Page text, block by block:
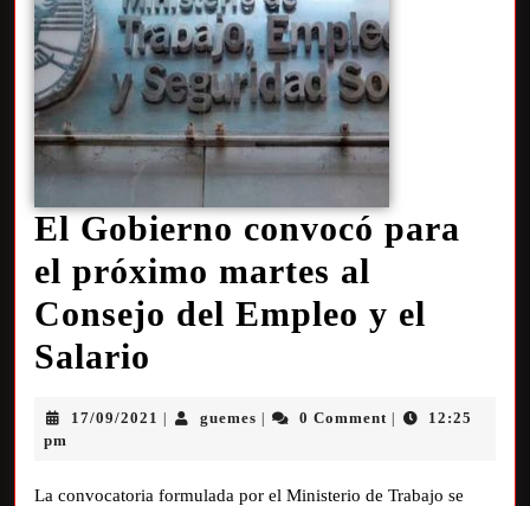
El Gobierno convocó para
el próximo martes al
Consejo del Empleo y el
Salario
17/09/2021 guemes 0 Comment
12:25
pm
La convocatoria formulada por el Ministerio de Trabajo se